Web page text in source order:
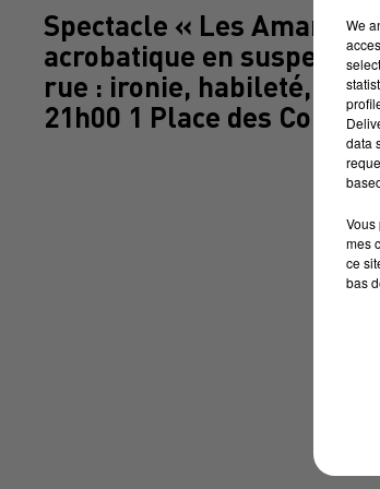
Spectacle « Les Amants
acrobatique en
rue : ironie, habileté,
21h00 1 Place des
We
data
Vous
mes
ce
bas